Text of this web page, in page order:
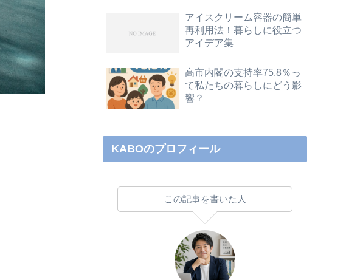
アイスクリーム容器の簡単
再利用法！暮らしに役立つ
アイデア集
高市内閣の支持率75.8％っ
て私たちの暮らしにどう影
響？
KABOのプロフィール
この記事を書いた人